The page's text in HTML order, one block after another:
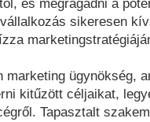
és megragadni a
sikeresen
marketing ügynökség,
kitűzött céljaikat,
Tapasztalt